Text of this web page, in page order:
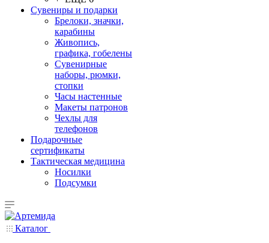
Сувениры и подарки
Брелоки, значки,
карабины
Живопись,
графика, гобелены
Сувенирные
наборы, рюмки,
стопки
Часы настенные
Макеты патронов
Чехлы для
телефонов
Подарочные
сертификаты
Тактическая медицина
Носилки
Подсумки
Каталог